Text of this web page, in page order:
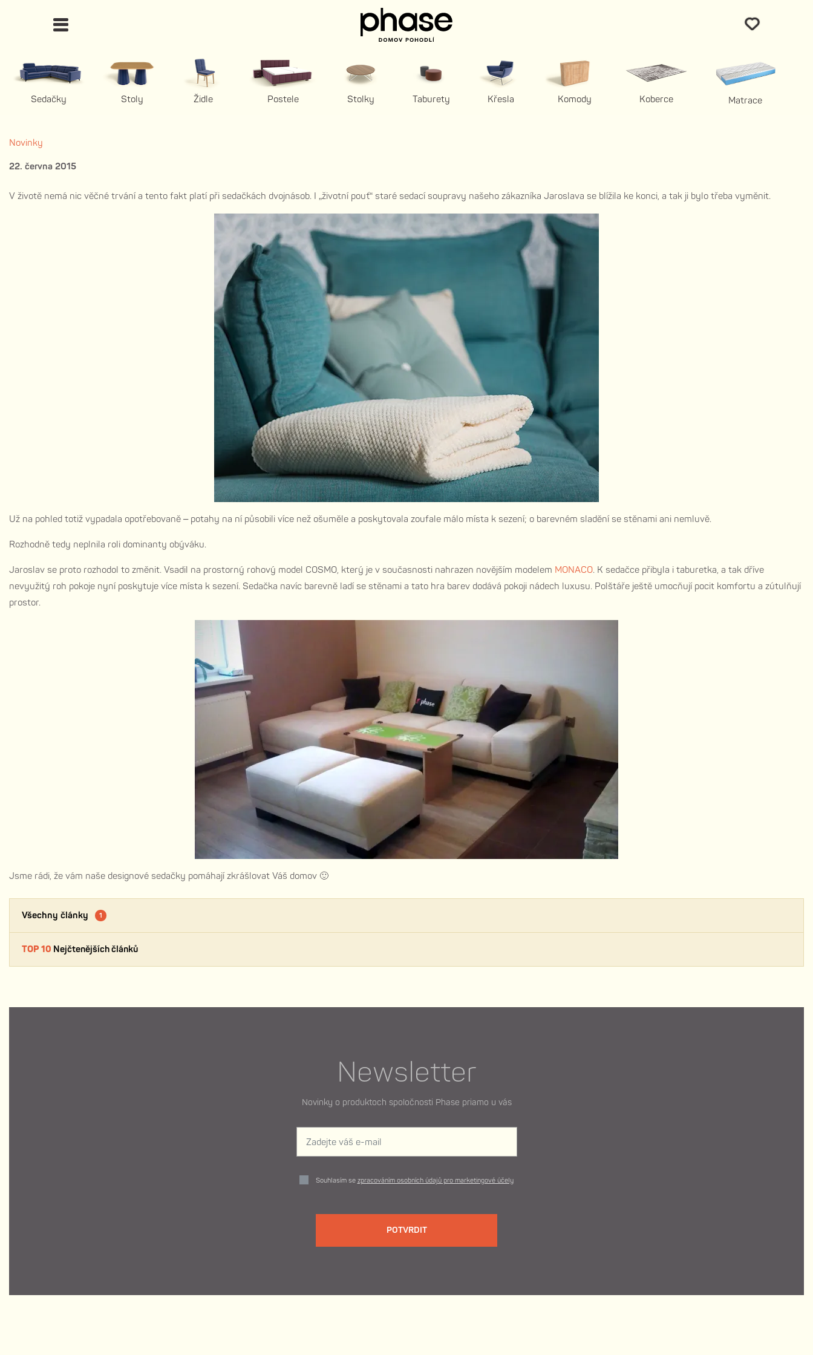
Sedačky Stoly Židle Postele Stolky Taburety Křesla Komody Koberce Matrace
Novinky
22. června 2015
Všechny články 1
TOP 10 Nejčtenějších článků
V životě nemá nic věčné trvání a tento fakt platí při sedačkách dvojnásob. I „životní pouť“ staré sedací soupravy našeho zákazníka Jaroslava se blížila ke konci, a tak ji bylo třeba vyměnit.
Už na pohled totiž vypadala opotřebovaně – potahy na ní působili více než ošuměle a poskytovala zoufale málo místa k sezení; o barevném sladění se stěnami ani nemluvě.
Rozhodně tedy neplnila roli dominanty obýváku.
Jaroslav se proto rozhodol to změnit. Vsadil na prostorný rohový model COSMO, který je v současnosti nahrazen novějším modelem MONACO. K sedačce přibyla i taburetka, a tak dříve
nevyužitý roh pokoje nyní poskytuje více místa k sezení. Sedačka navíc barevně ladí se stěnami a tato hra barev dodává pokoji nádech luxusu. Polštáře ještě umocňují pocit komfortu a zútulňují
prostor.
Jsme rádi, že vám naše designové sedačky pomáhají zkrášlovat Váš domov 🙂
Newsletter
Novinky o produktoch spoločnosti Phase priamo u vás
Souhlasím se zpracováním osobních údajů pro marketingové účely
POTVRDIT